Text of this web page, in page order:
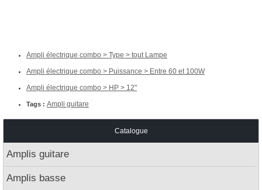
Ampli électrique combo > Type > tout Lampe
Ampli électrique combo > Puissance > Entre 60 et 100W
Ampli électrique combo > HP > 12"
Tags : Ampli guitare
Catalogue
Amplis guitare
Amplis basse